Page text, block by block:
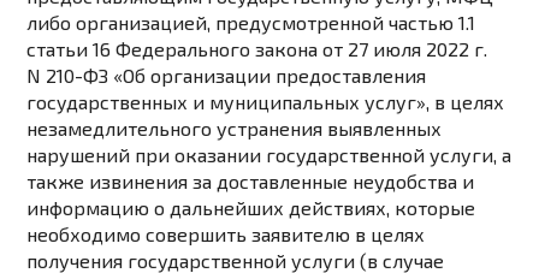
либо организацией, предусмотренной частью 1.1
статьи 16 Федерального закона от 27 июля 2022 г.
N 210-ФЗ «Об организации предоставления
государственных и муниципальных услуг», в целях
незамедлительного устранения выявленных
нарушений при оказании государственной услуги, а
также извинения за доставленные неудобства и
информацию о дальнейших действиях, которые
необходимо совершить заявителю в целях
получения государственной услуги (в случае